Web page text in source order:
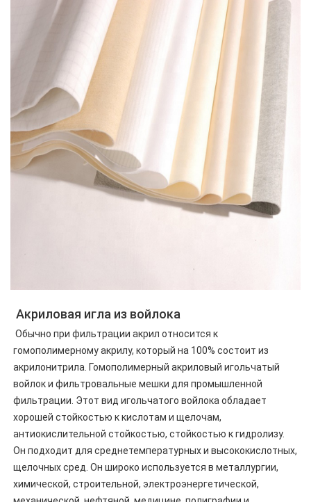
Акриловая игла из войлока
гомополимерному акрилу, который на 100% состоит из
акрилонитрила. Гомополимерный акриловый игольчатый
войлок и фильтровальные мешки для промышленной
фильтрации. Этот вид игольчатого войлока обладает
хорошей стойкостью к кислотам и щелочам,
антиокислительной стойкостью, стойкостью к гидролизу.
Он подходит для среднетемпературных и высококислотных,
щелочных сред. Он широко используется в металлургии,
химической, строительной, электроэнергетической,